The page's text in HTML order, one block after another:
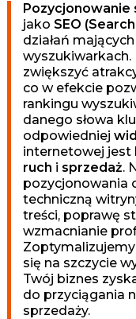
jako SEO
działań
wyszukiwarkach.
zwiększyć
co w efekcie
rankingu
danego słowa
odpowiedniej
internetowej jest
ruch i sprzedaż.
pozycjonowania
techniczną
treści, poprawę
wzmacnianie
się na szczycie
Twój biznes
do przyciągania
sprzedaży.